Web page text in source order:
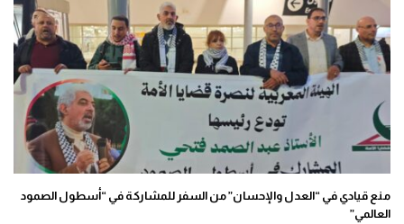
منع قيادي في “العدل والإحسان” من السفر للمشاركة في “أسطول الصمود
العالمي”